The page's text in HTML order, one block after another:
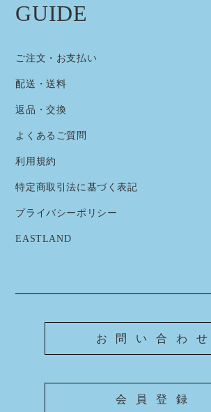
GUIDE
ご注文・お支払い
配送・送料
返品・交換
よくあるご質問
利用規約
特定商取引法に基づく表記
プライバシーポリシー
EASTLAND
お問い合わせ
会員登録